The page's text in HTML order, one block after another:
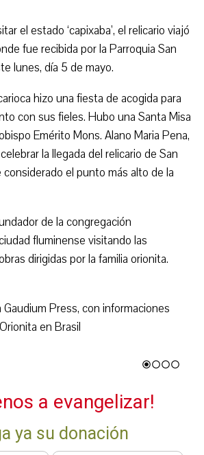
el estado ‘capixaba’, el relicario viajó
fue recibida por la Parroquia San
lunes, día 5 de mayo.
hizo una fiesta de acogida para
con sus fieles. Hubo una Santa Misa
Emérito Mons. Alano Maria Pena,
la llegada del relicario de San
el punto más alto de la
de la congregación
fluminense visitando las
dirigidas por la familia orionita.
Gaudium Press, con informaciones
en Brasil